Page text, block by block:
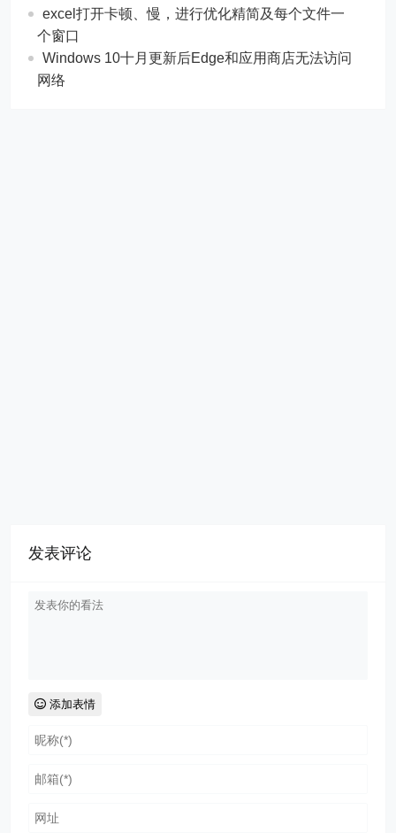
excel打开卡顿、慢，进行优化精简及每个文件一
个窗口
Windows 10十月更新后Edge和应用商店无法访问
网络
发表评论
添加表情